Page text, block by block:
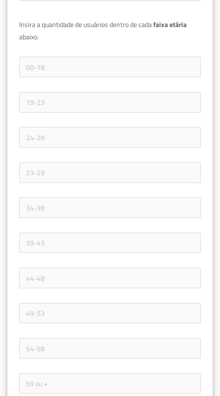
Insira a quantidade de usuários dentro de cada
abaixo.